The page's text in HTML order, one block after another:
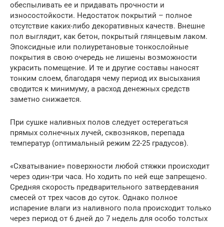
обеспыливать ее и придавать прочности и
износостойкости. Недостаток покрытий – полное
отсутствие каких-либо декоративных качеств. Внешне
пол выглядит, как бетон, покрытый глянцевым лаком.
Эпоксидные или полиуретановые тонкослойные
покрытия в свою очередь не лишены возможности
украсить помещение. И те и другие составы наносят
тонким слоем, благодаря чему период их высыхания
сводится к минимуму, а расход денежных средств
заметно снижается.
При сушке наливных полов следует остерегаться
прямых солнечных лучей, сквозняков, перепада
температур (оптимальный режим 22-25 градусов).
«Схватывание» поверхности любой стяжки происходит
через один-три часа. Но ходить по ней еще запрещено.
Средняя скорость предварительного затвердевания
смесей от трех часов до суток. Однако полное
испарение влаги из наливного пола происходит только
через период от 6 дней до 7 недель для особо толстых